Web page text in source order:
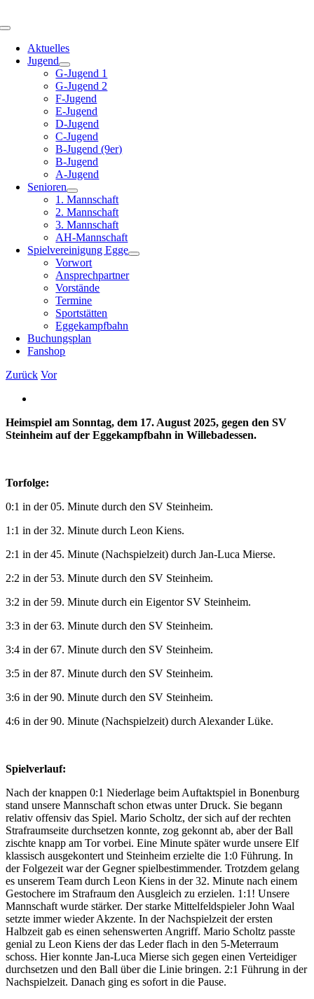
Inhalt
Toggle
NavigationAktuelles
Jugend
G-Jugend 1
G-Jugend 2
F-Jugend
E-Jugend
D-Jugend
C-Jugend
B-Jugend (9er)
B-Jugend
A-Jugend
Senioren
1. Mannschaft
2. Mannschaft
3. Mannschaft
AH-Mannschaft
Spielvereinigung Egge
Vorwort
Ansprechpartner
Vorstände
Termine
Sportstätten
Eggekampfbahn
Buchungsplan
Fanshop
Zurück Vor
Bild
Heimspiel am Sonntag, dem 17. August 2025, gegen den SV
Steinheim auf der Eggekampfbahn in Willebadessen.
Torfolge:
0:1 in der 05. Minute durch den SV Steinheim.
1:1 in der 32. Minute durch Leon Kiens.
2:1 in der 45. Minute (Nachspielzeit) durch Jan-Luca Mierse.
2:2 in der 53. Minute durch den SV Steinheim.
3:2 in der 59. Minute durch ein Eigentor SV Steinheim.
3:3 in der 63. Minute durch den SV Steinheim.
3:4 in der 67. Minute durch den SV Steinheim.
3:5 in der 87. Minute durch den SV Steinheim.
3:6 in der 90. Minute durch den SV Steinheim.
4:6 in der 90. Minute (Nachspielzeit) durch Alexander Lüke.
Spielverlauf:
Nach der knappen 0:1 Niederlage beim Auftaktspiel in Bonenburg
stand unsere Mannschaft schon etwas unter Druck. Sie begann
relativ offensiv das Spiel. Mario Scholtz, der sich auf der rechten
Strafraumseite durchsetzen konnte, zog gekonnt ab, aber der Ball
zischte knapp am Tor vorbei. Eine Minute später wurde unsere Elf
klassisch ausgekontert und Steinheim erzielte die 1:0 Führung. In
der Folgezeit war der Gegner spielbestimmender. Trotzdem gelang
es unserem Team durch Leon Kiens in der 32. Minute nach einem
Gestochere im Strafraum den Ausgleich zu erzielen. 1:1! Unsere
Mannschaft wurde stärker. Der starke Mittelfeldspieler John Waal
setzte immer wieder Akzente. In der Nachspielzeit der ersten
Halbzeit gab es einen sehenswerten Angriff. Mario Scholtz passte
genial zu Leon Kiens der das Leder flach in den 5-Meterraum
schoss. Hier konnte Jan-Luca Mierse sich gegen einen Verteidiger
durchsetzen und den Ball über die Linie bringen. 2:1 Führung in der
Nachspielzeit. Danach ging es sofort in die Pause.